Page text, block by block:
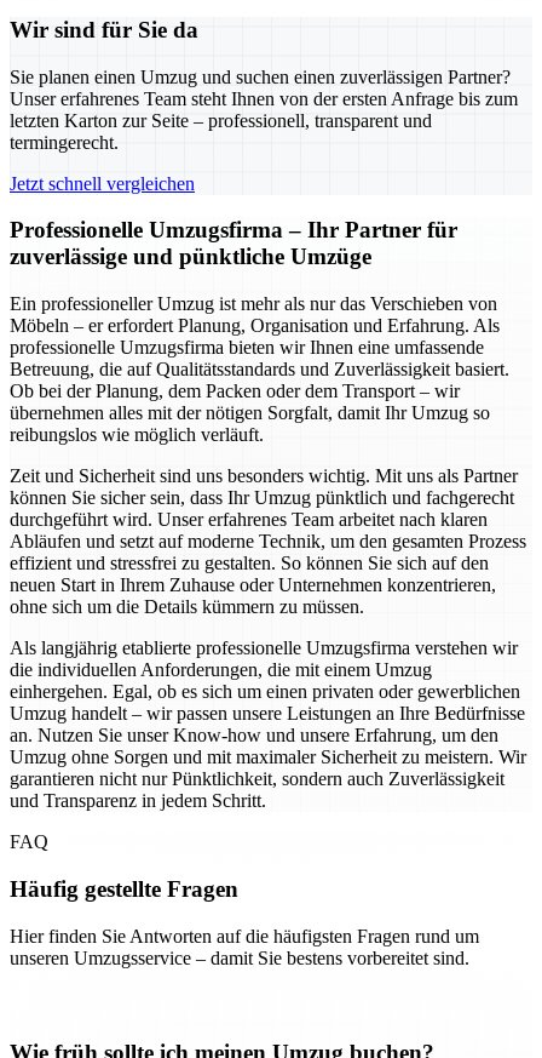
Wir sind für Sie da
Sie planen einen Umzug und suchen einen zuverlässigen Partner?
Unser erfahrenes Team steht Ihnen von der ersten Anfrage bis zum
letzten Karton zur Seite – professionell, transparent und
termingerecht.
Jetzt schnell vergleichen
Professionelle Umzugsfirma – Ihr Partner für
zuverlässige und pünktliche Umzüge
Ein professioneller Umzug ist mehr als nur das Verschieben von
Möbeln – er erfordert Planung, Organisation und Erfahrung. Als
professionelle Umzugsfirma bieten wir Ihnen eine umfassende
Betreuung, die auf Qualitätsstandards und Zuverlässigkeit basiert.
Ob bei der Planung, dem Packen oder dem Transport – wir
übernehmen alles mit der nötigen Sorgfalt, damit Ihr Umzug so
reibungslos wie möglich verläuft.
Zeit und Sicherheit sind uns besonders wichtig. Mit uns als Partner
können Sie sicher sein, dass Ihr Umzug pünktlich und fachgerecht
durchgeführt wird. Unser erfahrenes Team arbeitet nach klaren
Abläufen und setzt auf moderne Technik, um den gesamten Prozess
effizient und stressfrei zu gestalten. So können Sie sich auf den
neuen Start in Ihrem Zuhause oder Unternehmen konzentrieren,
ohne sich um die Details kümmern zu müssen.
Als langjährig etablierte professionelle Umzugsfirma verstehen wir
die individuellen Anforderungen, die mit einem Umzug
einhergehen. Egal, ob es sich um einen privaten oder gewerblichen
Umzug handelt – wir passen unsere Leistungen an Ihre Bedürfnisse
an. Nutzen Sie unser Know-how und unsere Erfahrung, um den
Umzug ohne Sorgen und mit maximaler Sicherheit zu meistern. Wir
garantieren nicht nur Pünktlichkeit, sondern auch Zuverlässigkeit
und Transparenz in jedem Schritt.
FAQ
Häufig gestellte Fragen
Hier finden Sie Antworten auf die häufigsten Fragen rund um
unseren Umzugsservice – damit Sie bestens vorbereitet sind.
Wie früh sollte ich meinen Umzug buchen?